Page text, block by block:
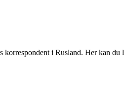
korrespondent i Rusland. Her kan